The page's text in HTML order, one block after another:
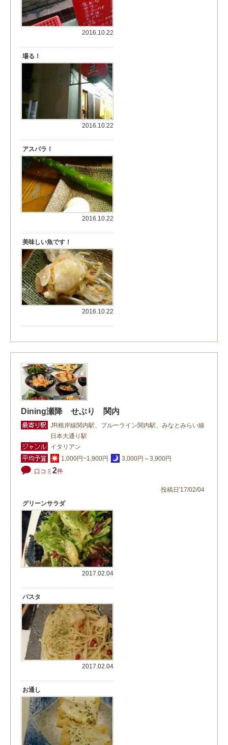
2016.10.22
場る！
2016.10.22
アスパラ！
2016.10.22
美味しい魚です！
2016.10.22
Dining瀬降 せぶり 関内
JR根岸線関内駅、ブルーライン関内駅、みなとみらい線
日本大通り駅
イタリアン
1,000円~1,900円
3,000円～3,900円
口コミ 2件
投稿日'17/02/04
グリーンサラダ
2017.02.04
パスタ
2017.02.04
お通し